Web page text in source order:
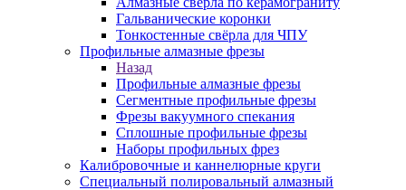
Гальванические коронки
Тонкостенные свёрла для ЧПУ
Профильные алмазные фрезы
Назад
Профильные алмазные фрезы
Сегментные профильные фрезы
Фрезы вакуумного спекания
Сплошные профильные фрезы
Наборы профильных фрез
Калибровочные и каннелюрные круги
Специальный полировальный алмазный